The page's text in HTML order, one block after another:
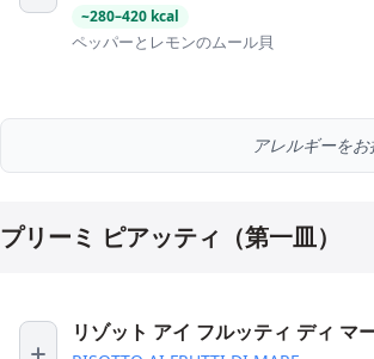
~280–420 kcal
ペッパーとレモンのムール貝
アレルギーを
プリーミ ピアッティ（第一皿）
リゾット アイ フルッティ ディ マ